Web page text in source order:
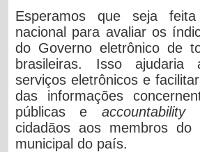
Esperamos que seja
nacional para avaliar os
do Governo eletrônico de
brasileiras. Isso
serviços eletrônicos e
das informações
públicas e accountability
cidadãos aos membros do
municipal do país.